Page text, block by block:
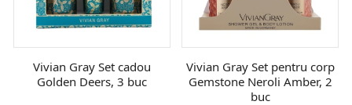
Vivian Gray Set cadou
Golden Deers, 3 buc
Vivian Gray Set pentru corp
Gemstone Neroli Amber, 2
buc